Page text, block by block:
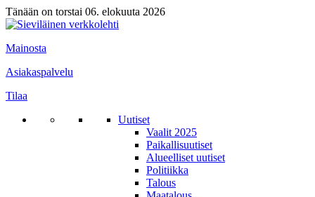
Tänään on torstai 06. elokuuta 2026
Mainosta
Asiakaspalvelu
Tilaa
Uutiset
Vaalit 2025
Paikallisuutiset
Alueelliset uutiset
Politiikka
Talous